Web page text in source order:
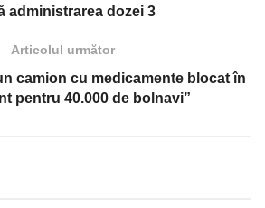
administrarea dozei 3
Articolul următor
camion cu medicamente blocat în
pentru 40.000 de bolnavi”